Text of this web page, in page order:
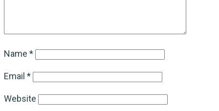
Name *
Email *
Website